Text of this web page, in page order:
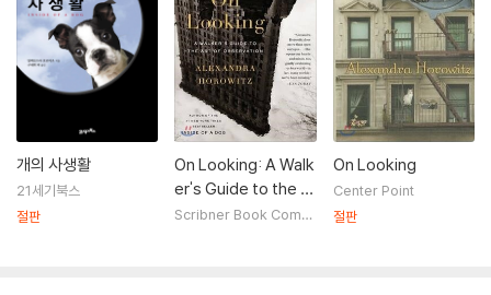
개의 사생활
21세기북스
절판
On Looking: A Walk
er's Guide to the A
rt of Observation
Scribner Book Comp
On Looking
Center Point
절판